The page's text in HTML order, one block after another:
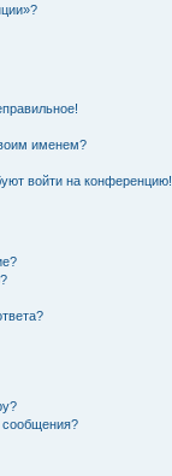
именем?
войти на конференцию!
сообщения?